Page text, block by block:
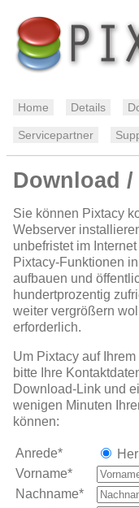
Home Details
Servicepartner
Download
Sie können Pixtacy
Webserver
unbefristet im
Pixtacy-Funktionen
aufbauen und
hundertprozentig
weiter vergrößern
erforderlich.
Um Pixtacy auf
bitte Ihre
Download-Link und
wenigen Minuten
können:
Anrede*
Vorname*
Nachname*